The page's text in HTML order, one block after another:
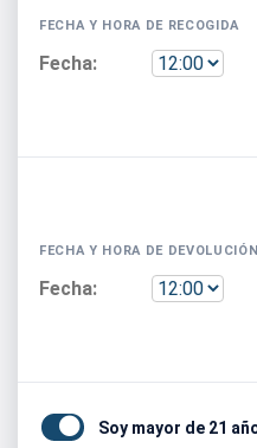
FECHA Y HORA DE RECOGIDA
FECHA Y HORA DE DEVOLUCIÓN
Soy mayor de 21